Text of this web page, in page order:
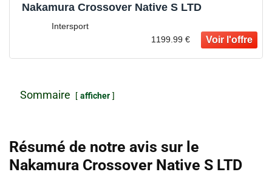
Nakamura Crossover Native S LTD
Intersport
1199.99 €
Sommaire afficher
Résumé de notre avis sur le
Nakamura Crossover Native S LTD